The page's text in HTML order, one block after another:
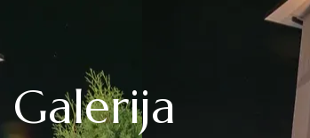
Galerija